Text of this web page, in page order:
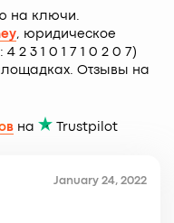
на ключи.
, юридическое
2 3 1 0 1 7 1 0 2 0 7)
Отзывы на
на Trustpilot
January 24, 2022